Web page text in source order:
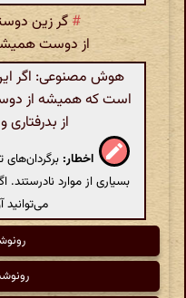
#گر زین
از دوست
هوش مصنوعی: اگر
است که همیشه از دوست
از
اخطار:
بسیاری از موارد
می‌توانید